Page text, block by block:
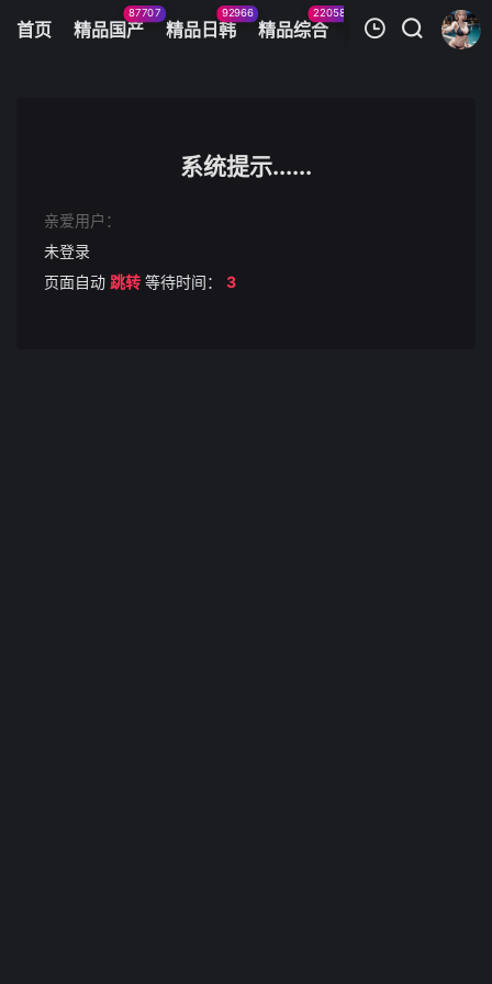
首页 精品国产
87707
精品日韩
92966
精品综合
22058
火辣美图 今日
清空
系统提示......
亲爱用户：
未登录
页面自动 跳转 等待时间： 3